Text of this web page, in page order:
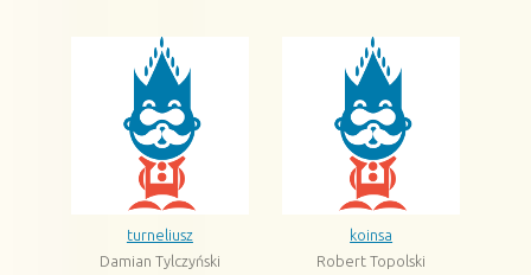
turneliusz
Damian Tylczyński
koinsa
Robert Topolski